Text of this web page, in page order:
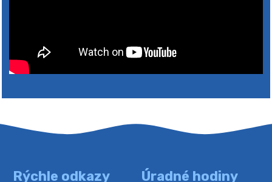
Rýchle odkazy Úradné hodiny